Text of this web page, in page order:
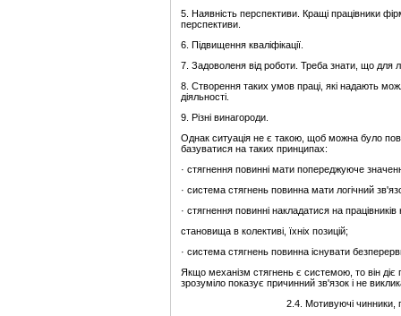
5. Наявність перспективи. Кращі працівники
перспективи.
6. Підвищення кваліфікації.
7. Задоволеня від роботи. Треба знати, що для
8. Створення таких умов праці, які надають
діяльності.
9. Різні винагороди.
Однак ситуація не є такою, щоб можна було
базуватися на таких принципах:
· стягнення повинні мати попереджуюче
· система стягнень повинна мати логічний
· стягнення повинні накладатися на працівників
становища в колективі, їхніх позицій;
· система стягнень повинна існувати
Якщо механізм стягнень є системою, то він діє
зрозуміло показує причинний зв'язок і не
2.4. Мотивуючі чинники,